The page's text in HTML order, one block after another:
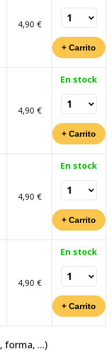
4,90 €
4,90 €
En stock
4,90 €
En stock
4,90 €
En stock
forma, ...)